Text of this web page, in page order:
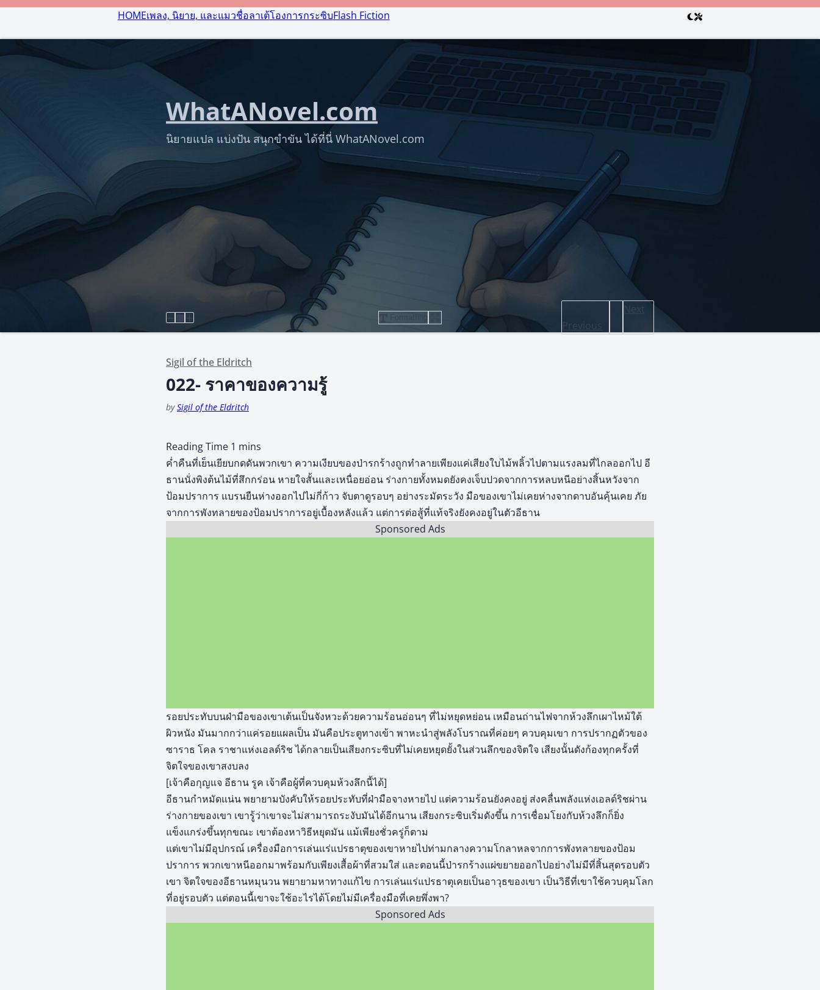
HOMEเพลง, นิยาย, และแมวชื่อลาเต้โองการกระซิบFlash Fiction
WhatANovel.com
นิยายแปล แบ่งปัน สนุกขำขัน ได้ที่นี่ WhatANovel.com
Previous
Next
Sigil of the Eldritch
022- ราคาของความรู้
bySigil of the Eldritch
ค่ำคืนที่เย็นเยียบกดดันพวกเขา ความเงียบของป่ารกร้างถูกทำลายเพียงแค่เสียงใบไม้พลิ้วไปตามแรงลมที่ไกลออกไป อี
ธานนั่งพิงต้นไม้ที่สึกกร่อน หายใจสั้นและเหนื่อยอ่อน ร่างกายทั้งหมดยังคงเจ็บปวดจากการหลบหนีอย่างสิ้นหวังจาก
ป้อมปราการ แบรนยืนห่างออกไปไม่กี่ก้าว จับตาดูรอบๆ อย่างระมัดระวัง มือของเขาไม่เคยห่างจากดาบอันคุ้นเคย ภัย
จากการพังทลายของป้อมปราการอยู่เบื้องหลังแล้ว แต่การต่อสู้ที่แท้จริงยังคงอยู่ในตัวอีธาน
Sponsored Ads
รอยประทับบนฝ่ามือของเขาเต้นเป็นจังหวะด้วยความร้อนอ่อนๆ ที่ไม่หยุดหย่อน เหมือนถ่านไฟจากห้วงลึกเผาไหม้ใต้
ผิวหนัง มันมากกว่าแค่รอยแผลเป็น มันคือประตูทางเข้า พาหะนำสู่พลังโบราณที่ค่อยๆ ควบคุมเขา การปรากฏตัวของ
ซาราธ โคล ราชาแห่งเอลด์ริช ได้กลายเป็นเสียงกระซิบที่ไม่เคยหยุดยั้งในส่วนลึกของจิตใจ เสียงนั้นดังก้องทุกครั้งที่
จิตใจของเขาสงบลง
[เจ้าคือกุญแจ อีธาน รูค เจ้าคือผู้ที่ควบคุมห้วงลึกนี้ได้]
อีธานกำหมัดแน่น พยายามบังคับให้รอยประทับที่ฝ่ามือจางหายไป แต่ความร้อนยังคงอยู่ ส่งคลื่นพลังแห่งเอลด์ริชผ่าน
ร่างกายของเขา เขารู้ว่าเขาจะไม่สามารถระงับมันได้อีกนาน เสียงกระซิบเริ่มดังขึ้น การเชื่อมโยงกับห้วงลึกก็ยิ่ง
แข็งแกร่งขึ้นทุกขณะ เขาต้องหาวิธีหยุดมัน แม้เพียงชั่วครู่ก็ตาม
แต่เขาไม่มีอุปกรณ์ เครื่องมือการเล่นแร่แปรธาตุของเขาหายไปท่ามกลางความโกลาหลจากการพังทลายของป้อม
ปราการ พวกเขาหนีออกมาพร้อมกับเพียงเสื้อผ้าที่สวมใส่ และตอนนี้ป่ารกร้างแผ่ขยายออกไปอย่างไม่มีที่สิ้นสุดรอบตัว
เขา จิตใจของอีธานหมุนวน พยายามหาทางแก้ไข การเล่นแร่แปรธาตุเคยเป็นอาวุธของเขา เป็นวิธีที่เขาใช้ควบคุมโลก
ที่อยู่รอบตัว แต่ตอนนี้เขาจะใช้อะไรได้โดยไม่มีเครื่องมือที่เคยพึ่งพา?
Sponsored Ads